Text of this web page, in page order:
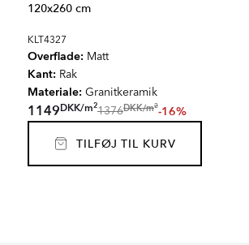
120x260 cm
KLT4327
Overflade: Matt
Kant: Rak
Materiale: Granitkeramik
1149DKK/m21376DKK/m2-16%
TILFØJ TIL KURV